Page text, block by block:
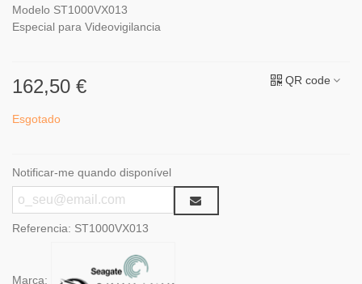
Modelo ST1000VX013
Especial para Videovigilancia
162,50 € QR code
Esgotado
Notificar-me quando disponível
Referencia: ST1000VX013
Marca: